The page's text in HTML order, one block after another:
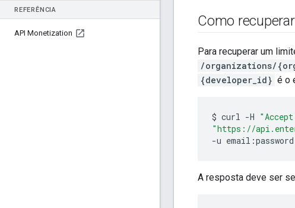
REFERÊNCIA
API Monetization
Como
Para recuperar um
/organizations/
{developer_id} é o
$ curl -H
"https://
-u email:password
A resposta deve ser